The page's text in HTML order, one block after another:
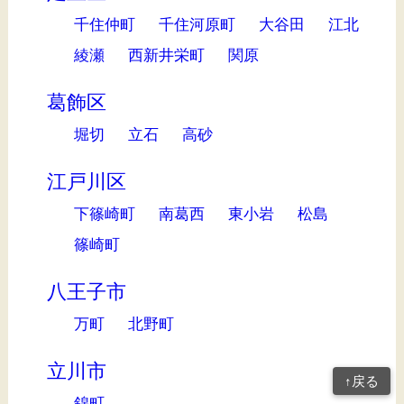
千住仲町 千住河原町 大谷田
江北
綾瀬
西新井栄町 関原
葛飾区
堀切 立石 高砂
江戸川区
下篠崎町 南葛西 東小岩
松島
篠崎町
八王子市
万町 北野町
立川市 ↑戻る